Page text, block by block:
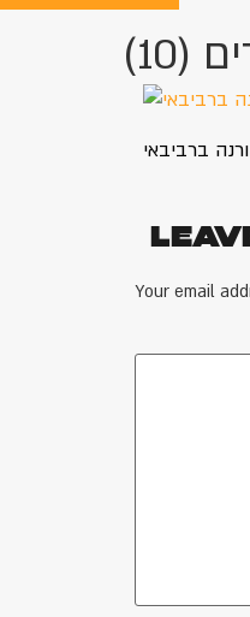
(10)
ברביבאי
Your email